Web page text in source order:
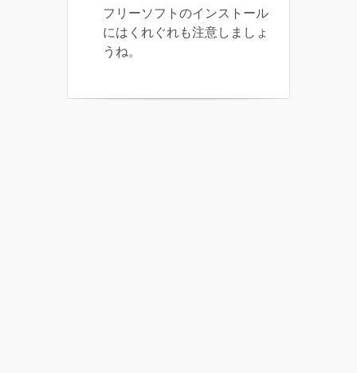
フリーソフトのインストール
にはくれぐれも注意しましょ
うね。